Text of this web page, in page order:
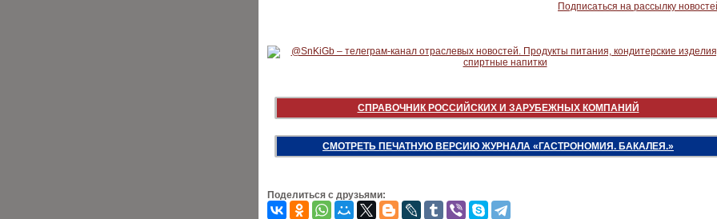
Подписаться на рассылку
СПРАВОЧНИК РОССИЙСКИХ И ЗАРУБЕЖНЫХ КОМПАНИЙ
СМОТРЕТЬ ПЕЧАТНУЮ ВЕРСИЮ ЖУРНАЛА «ГАСТРОНОМИЯ. БАКАЛЕЯ.»
Поделиться с друзьями: